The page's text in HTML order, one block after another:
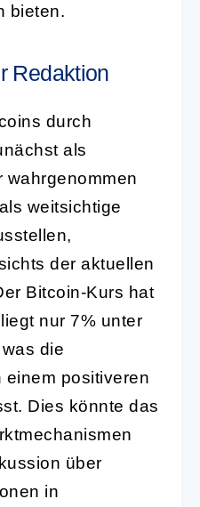
bieten.
Redaktion
durch
als
wahrgenommen
weitsichtige
der aktuellen
Bitcoin-Kurs hat
nur 7% unter
die
einem positiveren
Dies könnte das
über
in